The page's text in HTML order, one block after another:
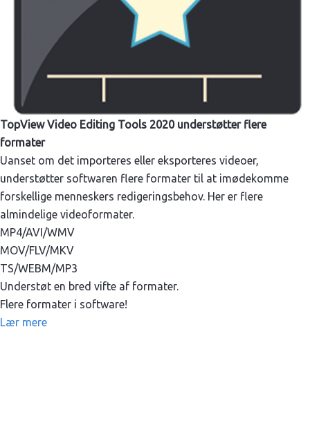
TopView Video Editing Tools 2020 understøtter flere
formater
Uanset om det importeres eller eksporteres videoer,
understøtter softwaren flere formater til at imødekomme
forskellige menneskers redigeringsbehov. Her er flere
almindelige videoformater.
MP4/AVI/WMV
MOV/FLV/MKV
TS/WEBM/MP3
Understøt en bred vifte af formater.
Flere formater i software!
Lær mere